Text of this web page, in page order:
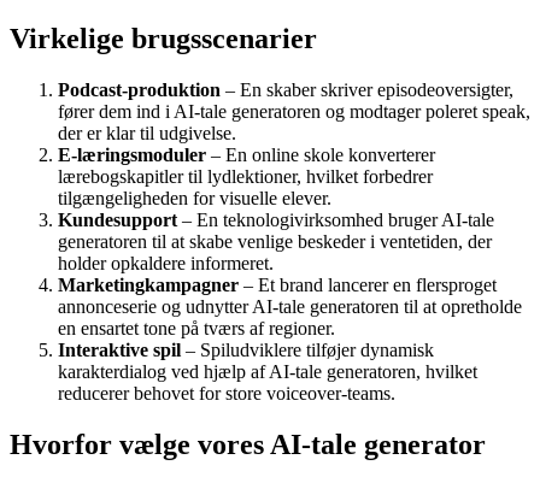
Virkelige brugsscenarier
Podcast-produktion – En skaber skriver episodeoversigter,
fører dem ind i AI-tale generatoren og modtager poleret speak,
der er klar til udgivelse.
E-læringsmoduler – En online skole konverterer
lærebogskapitler til lydlektioner, hvilket forbedrer
tilgængeligheden for visuelle elever.
Kundesupport – En teknologivirksomhed bruger AI-tale
generatoren til at skabe venlige beskeder i ventetiden, der
holder opkaldere informeret.
Marketingkampagner – Et brand lancerer en flersproget
annonceserie og udnytter AI-tale generatoren til at opretholde
en ensartet tone på tværs af regioner.
Interaktive spil – Spiludviklere tilføjer dynamisk
karakterdialog ved hjælp af AI-tale generatoren, hvilket
reducerer behovet for store voiceover-teams.
Hvorfor vælge vores AI-tale generator